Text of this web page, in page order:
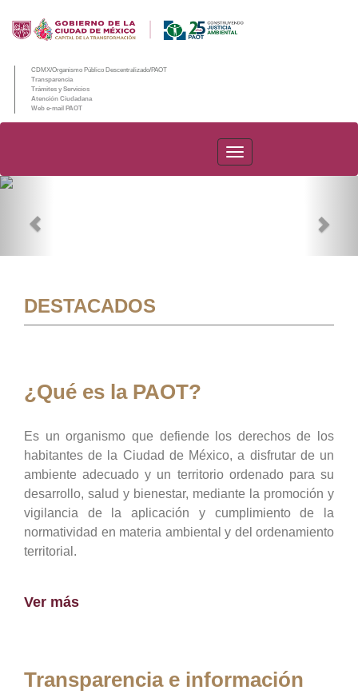
CDMX/Organismo Público Descentralizado/PAOT
Transparencia
Trámites y Servicios
Atención Ciudadana
Web e-mail PAOT
PAOT
DESTACADOS
¿Qué es la PAOT?
Es un organismo que defiende los derechos de los
habitantes de la Ciudad de México, a disfrutar de un
ambiente adecuado y un territorio ordenado para su
desarrollo, salud y bienestar, mediante la promoción y
vigilancia de la aplicación y cumplimiento de la
normatividad en materia ambiental y del ordenamiento
territorial.
Ver más
Transparencia e información